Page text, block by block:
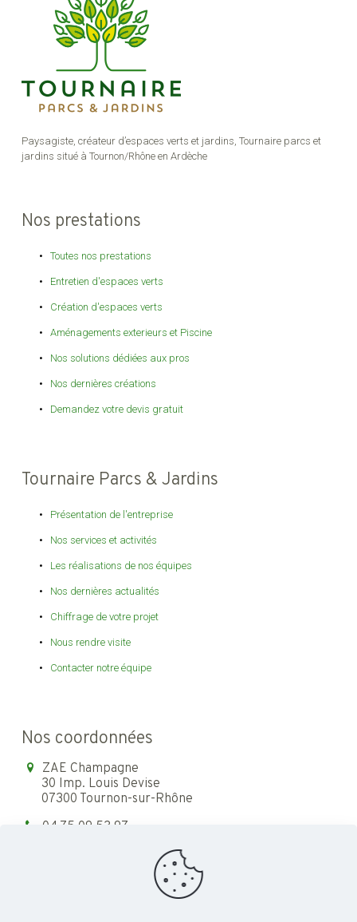
Paysagiste, créateur d’espaces verts et jardins, Tournaire parcs et
jardins situé à Tournon/Rhône en Ardèche
Nos prestations
Toutes nos prestations
Entretien d'espaces verts
Création d'espaces verts
Aménagements exterieurs et Piscine
Nos solutions dédiées aux pros
Nos dernières créations
Demandez votre devis gratuit
Tournaire Parcs & Jardins
Présentation de l'entreprise
Nos services et activités
Les réalisations de nos équipes
Nos dernières actualités
Chiffrage de votre projet
Nous rendre visite
Contacter notre équipe
Nos coordonnées
ZAE Champagne
30 Imp. Louis Devise
07300 Tournon-sur-Rhône
04 75 09 53 97
contact@tournaire-paysages.com
Du mardi au vendredi